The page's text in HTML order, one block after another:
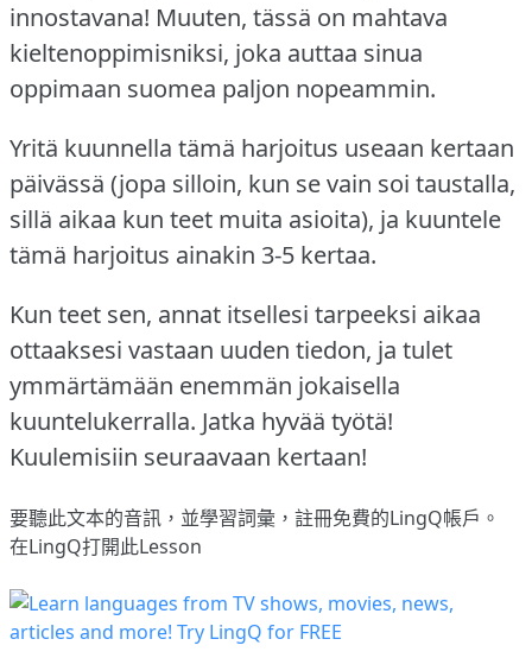
innostavana! Muuten, tässä on mahtava
kieltenoppimisniksi, joka auttaa sinua
oppimaan suomea paljon nopeammin.
Yritä kuunnella tämä harjoitus useaan kertaan
päivässä (jopa silloin, kun se vain soi taustalla,
sillä aikaa kun teet muita asioita), ja kuuntele
tämä harjoitus ainakin 3-5 kertaa.
Kun teet sen, annat itsellesi tarpeeksi aikaa
ottaaksesi vastaan uuden tiedon, ja tulet
ymmärtämään enemmän jokaisella
kuuntelukerralla. Jatka hyvää työtä!
Kuulemisiin seuraavaan kertaan!
要聽此文本的音訊，並學習詞彙， 註冊免費的LingQ帳戶。
在LingQ打開此Lesson